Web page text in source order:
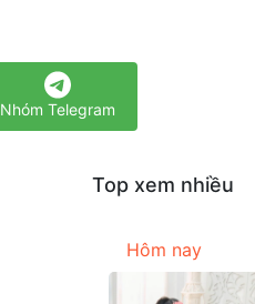
Nhóm Telegram
Top xem nhiều
Hôm nay